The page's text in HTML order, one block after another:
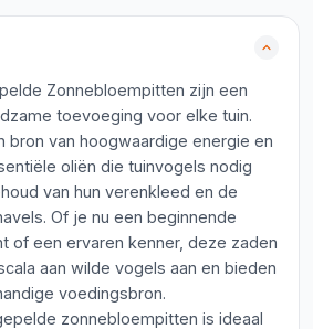
Zonnebloempitten zijn een
toevoeging voor elke tuin.
bron van hoogwaardige energie en
oliën die tuinvogels nodig
van hun verenkleed en de
Of je nu een beginnende
of een ervaren kenner, deze zaden
aan wilde vogels aan en bieden
voedingsbron.
zonnebloempitten is ideaal